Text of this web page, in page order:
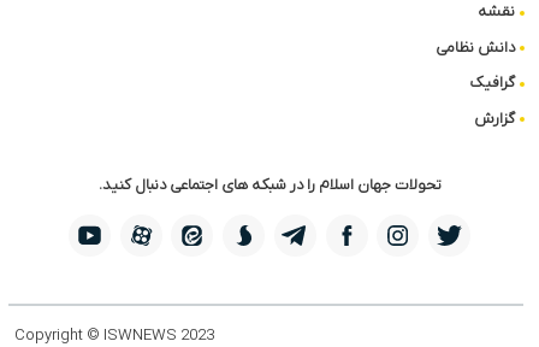
نقشه
دانش نظامی
گرافیک
گزارش
تحولات جهان اسلام را در شبکه های اجتماعی دنبال کنید.
Copyright © ISWNEWS 2023